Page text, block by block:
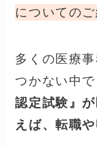
についてのご
多くの医療
つかない中で
認定試験』
えば、転職